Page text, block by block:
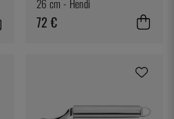
26 cm - Hendi
72 €